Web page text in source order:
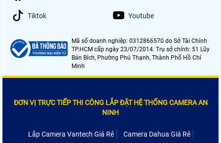
Tiktok Youtube
Mã số doanh nghiệp: 0312866570 do Sở Tài Chính
TP.HCM cấp ngày 23/07/2014. Trụ sở chính: 51 Lũy
Bán Bích, Phường Phú Thạnh, Thành Phố Hồ Chí
Minh
ĐƠN VỊ TRỰC TIẾP THI CÔNG LẮP ĐẶT HỆ THỐNG CAMERA AN
NINH
Lắp Camera Vantech Giá Rẻ
Camera Dahua Giá Rẻ